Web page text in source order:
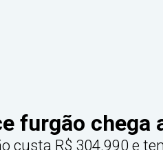
furgão chega
custa R$ 304.990 e